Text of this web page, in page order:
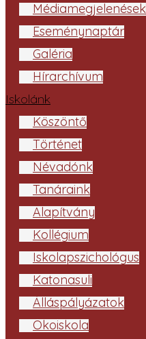
Médiamegjelenések
Eseménynaptár
Galéria
Hírarchívum
Iskolánk
Köszöntő
Történet
Névadónk
Tanáraink
Alapítvány
Kollégium
Iskolapszichológus
Katonasuli
Álláspályázatok
Ökoiskola